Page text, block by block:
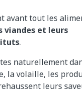
avant tout les
viandes et leurs
.
naturellement
la volaille, les
leurs